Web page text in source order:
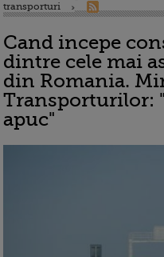
transporturi
Cand incepe
dintre cele mai
din Romania.
Transporturilor:
apuc"